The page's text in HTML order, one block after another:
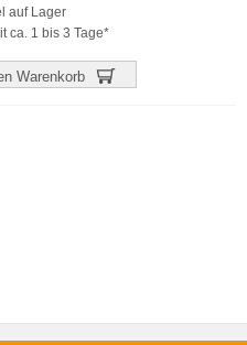
auf Lager
ca. 1 bis 3 Tage*
Warenkorb